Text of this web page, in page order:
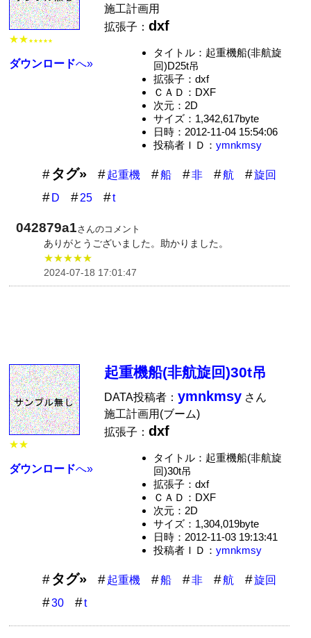
★★ ★★★★★
ダウンロードへ»
施工計画用
拡張子：dxf
タイトル：起重機船(非航旋
回)D25t吊
拡張子：dxf
ＣＡＤ：DXF
次元：2D
サイズ：1,342,617byte
日時：2012-11-04 15:54:06
投稿者ＩＤ： ymnkmsy
タグ» 起重機 船 非 航
旋回
D
25 t
042879a1さんのコメント
ありがとうございました。助かりました。
★★★★★
2024-07-18 17:01:47
★★
ダウンロードへ»
起重機船(非航旋回)30t吊
DATA投稿者：ymnkmsy さん
施工計画用(ブーム)
拡張子：dxf
タイトル：起重機船(非航旋
回)30t吊
拡張子：dxf
ＣＡＤ：DXF
次元：2D
サイズ：1,304,019byte
日時：2012-11-03 19:13:41
投稿者ＩＤ： ymnkmsy
タグ» 起重機 船 非 航
旋回
30
t